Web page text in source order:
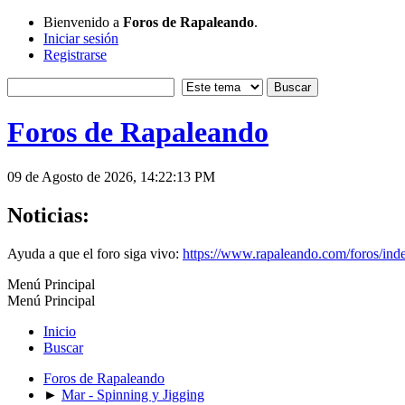
Bienvenido a Foros de Rapaleando.
Iniciar sesión
Registrarse
Foros de Rapaleando
09 de Agosto de 2026, 14:22:13 PM
Noticias:
Ayuda a que el foro siga vivo: https://www.rapaleando.com/foros/
Menú Principal
Menú Principal
Inicio
Buscar
Foros de Rapaleando
► Mar - Spinning y Jigging